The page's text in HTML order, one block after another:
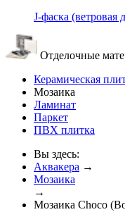
J-фаска (ветровая
Отделочные
Керамическая
Мозаика
Ламинат
Паркет
ПВХ плитка
Вы здесь:
Аквакера →
Мозаика
→
Мозаика Choco